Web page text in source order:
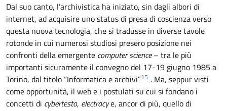
Dal suo canto, l’archivistica ha iniziato, sin dagli albori di
internet, ad acquisire uno status di presa di coscienza verso
questa nuova tecnologia, che si tradusse in diverse tavole
rotonde in cui numerosi studiosi presero posizione nei
confronti della emergente computer science– tra le più
importanti sicuramente il convegno del 17-19 giugno 1985 a
Torino, dal titolo “Informatica e archivi”15 . Ma, seppur visti
come opportunità, il web e i postulati su cui si fondano i
concetti di cybertesto, electracye, ancor di più, quello di